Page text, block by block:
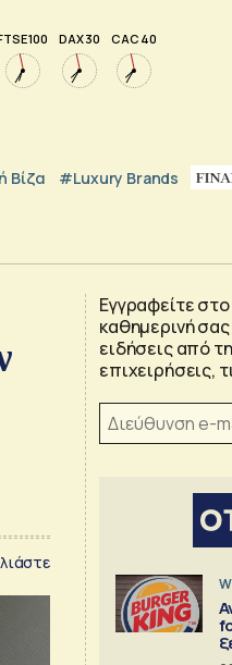
100 DAX 30 CAC 40
Βίζα #luxury Brands
Εγγραφείτε
καθημερινή
ειδήσεις από
επιχειρήσεις,